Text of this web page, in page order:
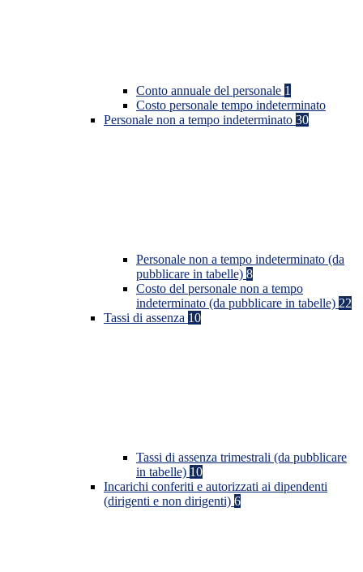
Conto annuale del personale 1
Costo personale tempo indeterminato
Personale non a tempo indeterminato 30
Personale non a tempo indeterminato (da
pubblicare in tabelle) 8
Costo del personale non a tempo
indeterminato (da pubblicare in tabelle) 22
Tassi di assenza 10
Tassi di assenza trimestrali (da pubblicare
in tabelle) 10
Incarichi conferiti e autorizzati ai dipendenti
(dirigenti e non dirigenti) 6